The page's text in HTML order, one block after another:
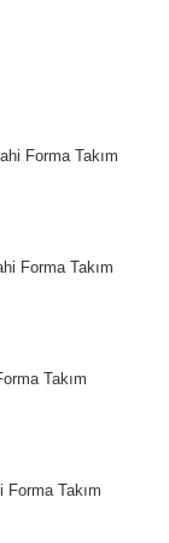
Forma Takım
Forma Takım
Takım
Forma Takım